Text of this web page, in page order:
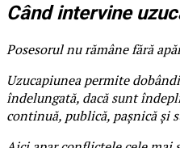
Când intervine
Posesorul nu rămâne fără
Uzucapiunea permite
îndelungată, dacă sunt
continuă, publică, pașnică și